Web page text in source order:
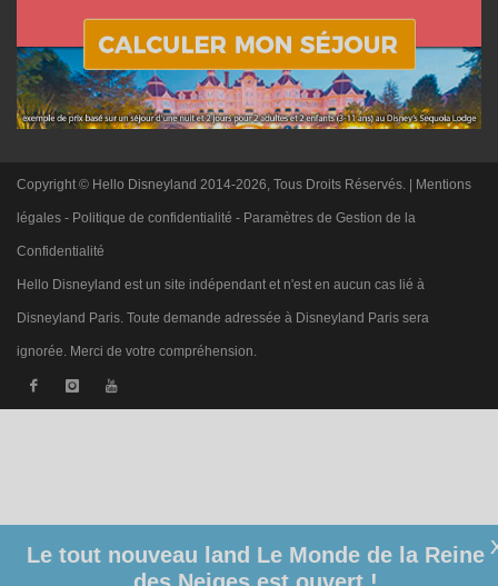
Copyright © Hello Disneyland 2014-2026, Tous Droits Réservés. | Mentions
légales - Politique de confidentialité - Paramètres de Gestion de la
Confidentialité
Hello Disneyland est un site indépendant et n'est en aucun cas lié à
Disneyland Paris. Toute demande adressée à Disneyland Paris sera
ignorée. Merci de votre compréhension.
Le tout nouveau land Le Monde de la Reine